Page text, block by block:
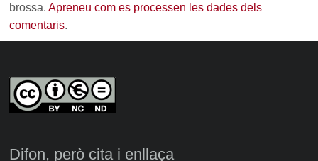
brossa.Apreneu com es processen les dades dels
comentaris.
Difon, però cita i enllaça